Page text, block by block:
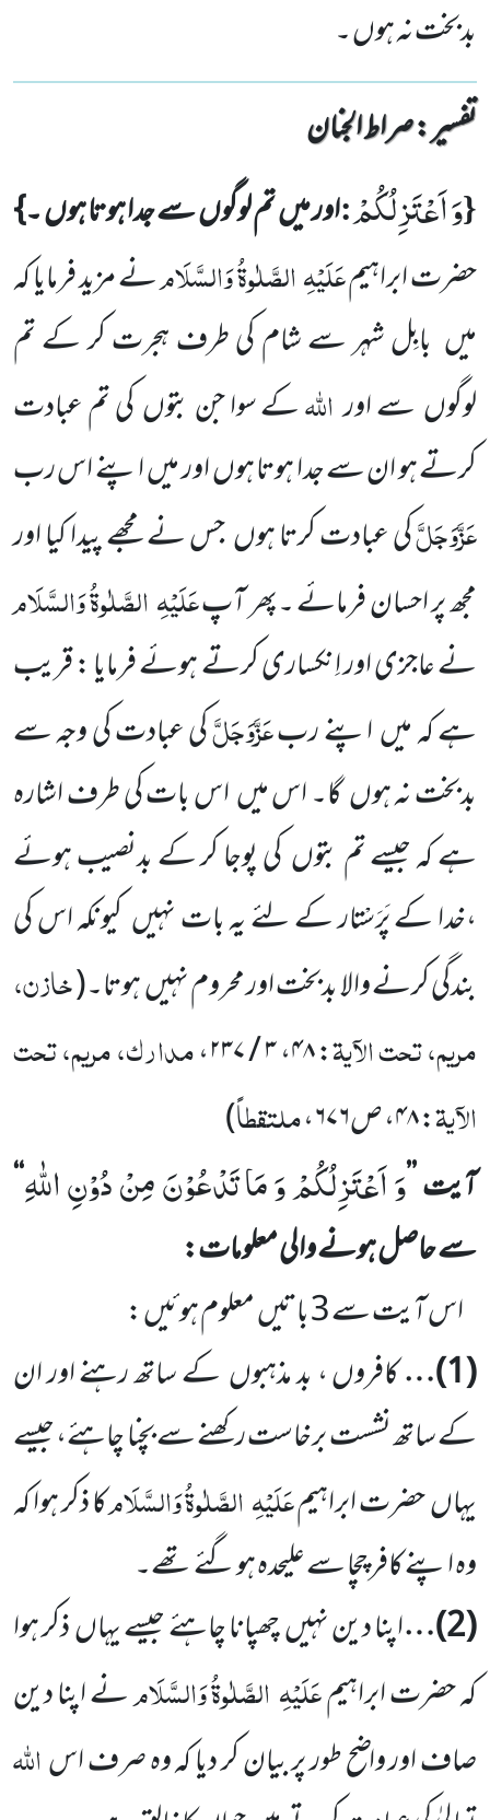
بدبخت نہ ہوں ۔
تفسیر : ‎صراط الجنان
{وَ اَعْتَزِلُكُمْ:اور میںتم لوگوںسے جدا ہوتا ہوں۔}
حضرت ابراہیمعَلَیْہِالصَّلٰوۃُ وَالسَّلَامنے مزید فرمایا کہ
میں بابِل شہر سے شام کی طرف ہجرت کر کے تم
لوگوںسے اوراللہکے سوا جن بتوںکی تم عبادت
کرتے ہو ان سے جدا ہوتا ہوںاور میںاپنے اس رب
عَزَّوَجَلَّکی عبادت کرتا ہوںجس نے مجھے پیدا کیا اور
مجھ پر احسان فرمائے ۔پھر آپعَلَیْہِالصَّلٰوۃُ وَالسَّلَام
نے عاجزی اور اِنکساری کرتے ہوئے فرمایا : قریب
ہے کہ میںاپنے ربعَزَّوَجَلَّکی عبادت کی وجہ سے
بدبخت نہ ہوںگا۔ اس میںاس بات کی طرف اشارہ
ہے کہ جیسے تم بتوںکی پوجا کر کے بدنصیب ہوئے
،خدا کے پَرَسْتار کے لئے یہ بات نہیں کیونکہ اس کی
بندگی کرنے والا بدبخت اور محروم نہیںہوتا۔(خازن،
مریم، تحت الآیۃ:۴۸،۳ / ۲۳۷ ،مدارک، مریم، تحت
الآیۃ:۴۸، ص۶۷۶،ملتقطاً)
آیت’’وَ اَعْتَزِلُكُمْ وَ مَا تَدْعُوْنَ مِنْ دُوْنِ اللّٰهِ‘‘
سے حاصل ہونے والی معلومات:
اس آیت سے3باتیںمعلوم ہوئیں :
(
1
)…کافروں ، بد مذہبوںکے ساتھ رہنے اور ان
کے ساتھ نشست برخاست رکھنے سے بچنا چاہئے، جیسے
یہاںحضرت ابراہیمعَلَیْہِالصَّلٰوۃُ وَالسَّلَامکا ذکر ہوا کہ
وہ اپنے کافر چچا سے علیحدہ ہو گئے تھے۔
(
2
)…اپنا دین نہیںچھپانا چاہئے جیسے یہاںذکر ہوا
کہ حضرت ابراہیمعَلَیْہِ الصَّلٰوۃُ وَالسَّلَامنے اپنا دین
صاف اور واضح طور پر بیان کر دیا کہ وہ صرف اساللہ